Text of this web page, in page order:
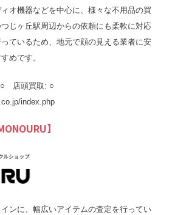
オ機器などを中心に、様々な不用品の買
じヶ丘駅周辺からの依頼にも柔軟に対応
ているため、地元で顔の見える業者に安
めです。
店頭買取: ○
index.php
】
ンに、幅広いアイテムの査定を行ってい